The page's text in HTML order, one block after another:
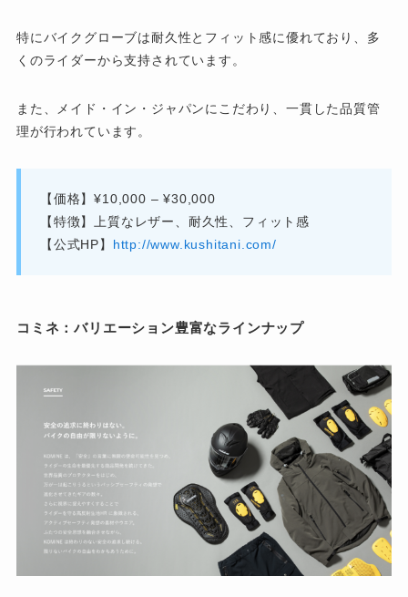
特にバイクグローブは耐久性とフィット感に優れており、多
くのライダーから支持されています。
また、メイド・イン・ジャパンにこだわり、一貫した品質管
理が行われています。
【価格】¥10,000 – ¥30,000
【特徴】上質なレザー、耐久性、フィット感
【公式HP】 http://www.kushitani.com/
コミネ：バリエーション豊富なラインナップ